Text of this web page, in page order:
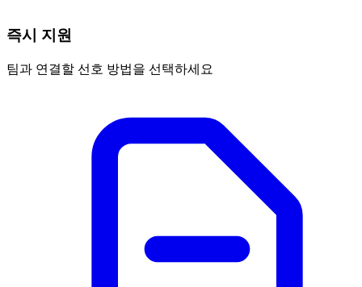
즉시 지원
팀과 연결할 선호 방법을 선택하세요